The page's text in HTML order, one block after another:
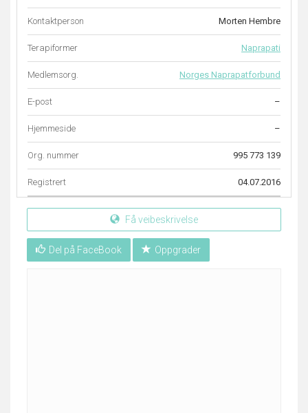
Kontaktperson Morten Hembre
Terapiformer Naprapati
Medlemsorg. Norges Naprapatforbund
E-post –
Hjemmeside –
Org. nummer 995 773 139
Registrert 04.07.2016
Få veibeskrivelse
Del på FaceBook Oppgrader